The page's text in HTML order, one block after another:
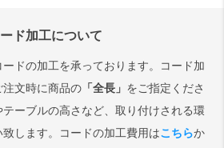
ド加工について
ドの加工を承っております。コード加
文時に商品の「全長」 をご指定くださ
ーブルの高さなど、取り付けされる環
します。コードの加工費用はこちらか